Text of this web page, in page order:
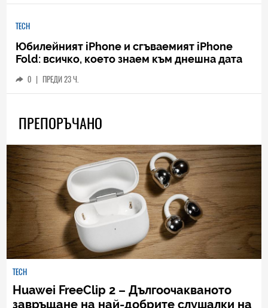
TECH
Юбилейният iPhone и сгъваемият iPhone
Fold: всичко, което знаем към днешна дата
0 | ПРЕДИ 23 Ч.
ПРЕПОРЪЧАНО
TECH
Huawei FreeClip 2 – Дългоочакваното
завръщане на най-добрите слушалки на